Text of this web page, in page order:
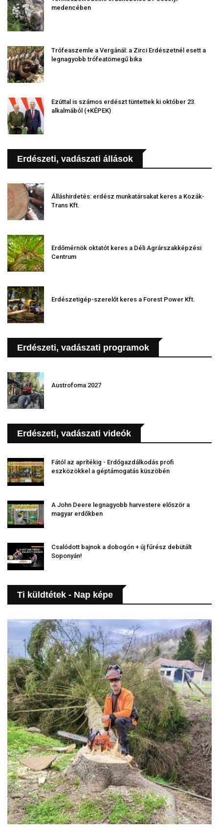
medencében
Trófeaszemle a Vergánál: a Zirci Erdészetnél esett a
legnagyobb trófeatömegű bika
Ezúttal is számos erdészt tüntettek ki október 23.
alkalmából (+KÉPEK)
Erdészeti, vadászati állások
Álláshirdetés: erdész munkatársakat keres a Kozák-
Trans Kft.
Erdőmérnök oktatót keres a Déli Agrárszakképzési
Centrum
Erdészetigép-szerelőt keres a Forest Power Kft.
Erdészeti, vadászati programok
Austrofoma 2027
Erdészeti, vadászati videók
Fától az aprítékig - Erdőgazdálkodás profi
eszközökkel a géptámogatás küszöbén
A John Deere legnagyobb harvestere először a
magyar erdőkben
Csalódott bajnok a dobogón + új fűrész debütált
Soponyán!
Ti küldtétek - Nap képe